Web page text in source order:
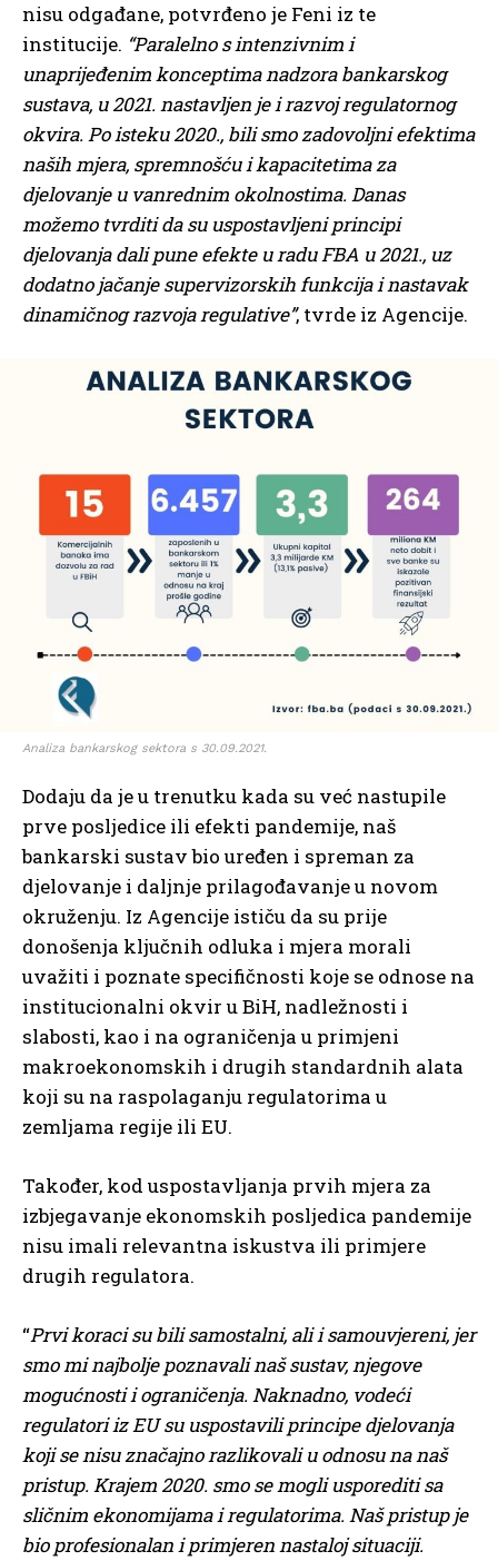
nisu odgađane, potvrđeno je Feni iz te
institucije. “Paralelno s intenzivnim i
unaprijeđenim konceptima nadzora bankarskog
sustava, u 2021. nastavljen je i razvoj regulatornog
okvira. Po isteku 2020., bili smo zadovoljni efektima
naših mjera, spremnošću i kapacitetima za
djelovanje u vanrednim okolnostima. Danas
možemo tvrditi da su uspostavljeni principi
djelovanja dali pune efekte u radu FBA u 2021., uz
dodatno jačanje supervizorskih funkcija i nastavak
dinamičnog razvoja regulative”, tvrde iz Agencije.
Analiza bankarskog sektora s 30.09.2021.
Dodaju da je u trenutku kada su već nastupile
prve posljedice ili efekti pandemije, naš
bankarski sustav bio uređen i spreman za
djelovanje i daljnje prilagođavanje u novom
okruženju. Iz Agencije ističu da su prije
donošenja ključnih odluka i mjera morali
uvažiti i poznate specifičnosti koje se odnose na
institucionalni okvir u BiH, nadležnosti i
slabosti, kao i na ograničenja u primjeni
makroekonomskih i drugih standardnih alata
koji su na raspolaganju regulatorima u
zemljama regije ili EU.
Također, kod uspostavljanja prvih mjera za
izbjegavanje ekonomskih posljedica pandemije
nisu imali relevantna iskustva ili primjere
drugih regulatora.
“Prvi koraci su bili samostalni, ali i samouvjereni, jer
smo mi najbolje poznavali naš sustav, njegove
mogućnosti i ograničenja. Naknadno, vodeći
regulatori iz EU su uspostavili principe djelovanja
koji se nisu značajno razlikovali u odnosu na naš
pristup. Krajem 2020. smo se mogli usporediti sa
sličnim ekonomijama i regulatorima. Naš pristup je
bio profesionalan i primjeren nastaloj situaciji.